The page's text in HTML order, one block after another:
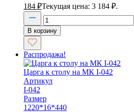
184 ₽Текущая цена: 3 184 ₽.
В корзину
Распродажа!
Царга к столу на МК I-042
Артикул
I-042
Размер
1220*16*440